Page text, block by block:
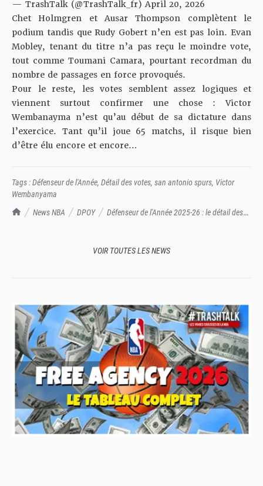
TrashTalk Actu NBA
News NBA DPOY
Défenseur de l'Année 2025-26 : le détail des
— TrashTalk (@TrashTalk_fr) April 20, 2026
Chet Holmgren et Ausar Thompson complètent le
podium tandis que Rudy Gobert n’en est pas loin. Evan
Mobley, tenant du titre n’a pas reçu le moindre vote,
tout comme Toumani Camara, pourtant recordman du
nombre de passages en force provoqués.
Pour le reste, les votes semblent assez logiques et
viennent surtout confirmer une chose : Victor
Wembanayma n’est qu’au début de sa dictature dans
l’exercice. Tant qu’il joue 65 matchs, il risque bien
d’être élu encore et encore…
Tags :Défenseur de l'Année, Détail des votes, san antonio spurs, Victor
Wembanyama
VOIR TOUTES LES NEWS